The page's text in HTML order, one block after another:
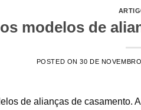
modelos de
POSTED ON30 DE
de alianças de casamento.